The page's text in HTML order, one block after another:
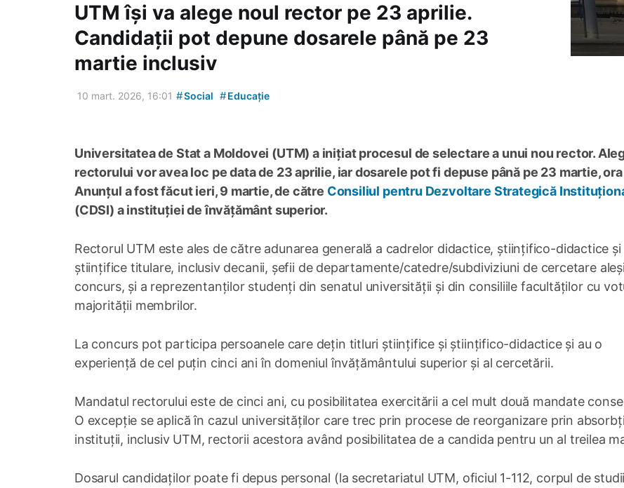
UTM își va alege noul rector pe 23 aprilie.
Candidații pot depune dosarele până pe 23
martie inclusiv
10 mart. 2026, 16:01 #Social #Educație
Universitatea de Stat a Moldovei (UTM) a inițiat procesul de selectare a unui nou rector.
rectorului vor avea loc pe data de 23 aprilie, iar dosarele pot fi depuse până pe 23 martie, ora
Anunțul a fost făcut ieri, 9 martie, de către Consiliul pentru Dezvoltare Strategică
(CDSI) a instituției de învățământ superior.
Rectorul UTM este ales de către adunarea generală a cadrelor didactice, științifico-didactice și
științifice titulare, inclusiv decanii, șefii de departamente/catedre/subdiviziuni de cercetare
concurs, și a reprezentanților studenți din senatul universității și din consiliile facultăților cu
majorității membrilor.
La concurs pot participa persoanele care dețin titluri științifice și ştiințifico-didactice și au o
experiență de cel puțin cinci ani în domeniul învățământului superior și al cercetării.
Mandatul rectorului este de cinci ani, cu posibilitatea exercitării a cel mult două mandate
O excepție se aplică în cazul universităților care trec prin procese de reorganizare prin
instituții, inclusiv UTM, rectorii acestora având posibilitatea de a candida pentru un al treilea
Dosarul candidaților poate fi depus personal (la secretariatul UTM, oficiul 1-112, corpul de studii